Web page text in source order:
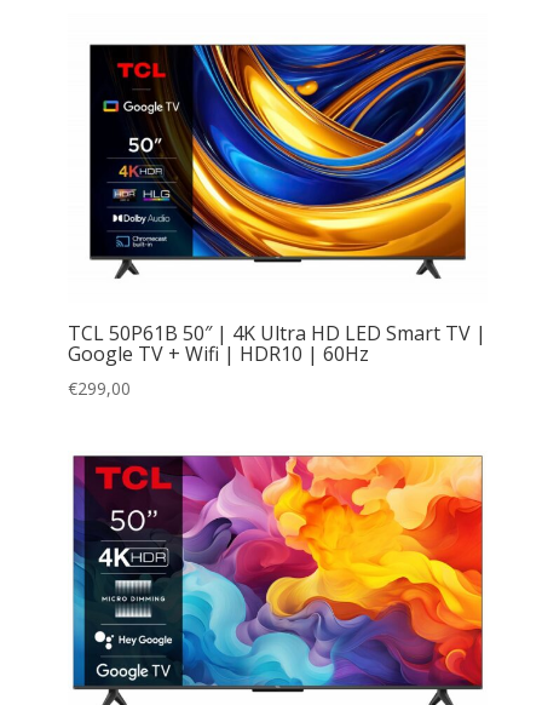
TCL 50P61B 50″ | 4K Ultra HD LED Smart TV |
Google TV + Wifi | HDR10 | 60Hz
€299,00